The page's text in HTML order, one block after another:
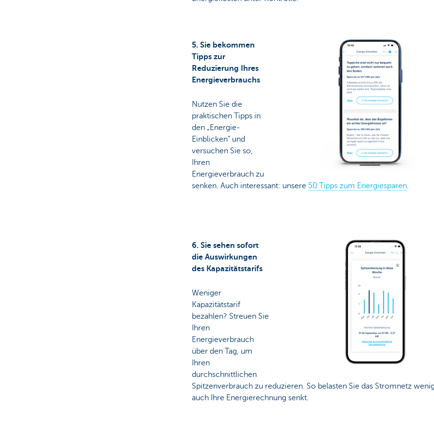
5. Sie bekommen
Tipps zur
Reduzierung Ihres
Energieverbrauchs
Nutzen Sie die
praktischen Tipps in
den „Energie-
Einblicken“ und
versuchen Sie so,
Ihren
Energieverbrauch zu
senken. Auch interessant: unsere 50 Tipps zum Energiesparen.
6. Sie sehen sofort
die Auswirkungen
des Kapazitätstarifs
Weniger
Kapazitätstarif
bezahlen? Streuen Sie
Ihren
Energieverbrauch
über den Tag, um
Ihren
durchschnittlichen
Spitzenverbrauch zu reduzieren. So belasten Sie das Stromnetz
auch Ihre Energierechnung senkt.